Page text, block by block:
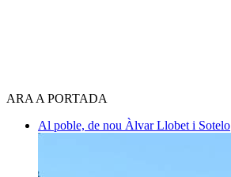
ARA A PORTADA
Al poble, de nou Àlvar Llobet i Sotelo